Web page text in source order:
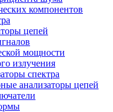
компонентов
цепей
мощности
излучения
спектра
анализаторы цепей